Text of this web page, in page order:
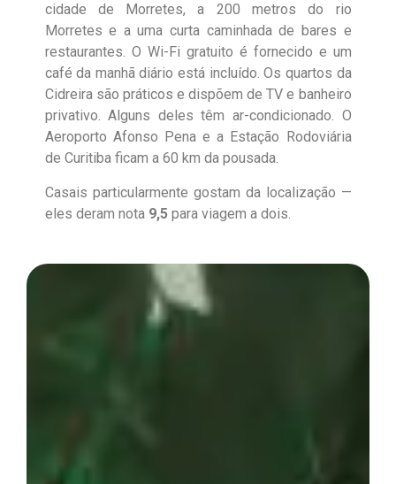
cidade de Morretes, a 200 metros do rio
Morretes e a uma curta caminhada de bares e
restaurantes. O Wi-Fi gratuito é fornecido e um
café da manhã diário está incluído. Os quartos da
Cidreira são práticos e dispõem de TV e banheiro
privativo. Alguns deles têm ar-condicionado. O
Aeroporto Afonso Pena e a Estação Rodoviária
de Curitiba ficam a 60 km da pousada.
Casais particularmente gostam da localização —
eles deram nota 9,5para viagem a dois.